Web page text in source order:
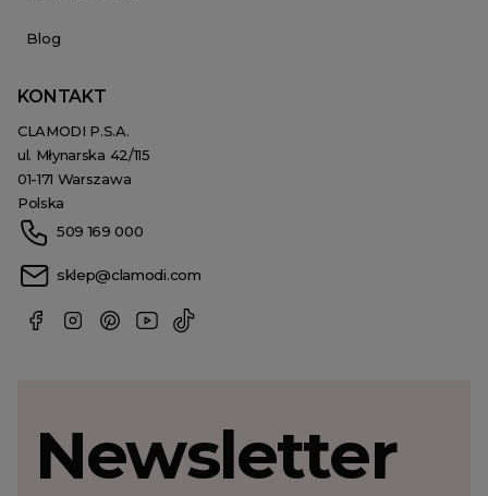
Blog
KONTAKT
CLAMODI P.S.A.
ul. Młynarska 42/115
01-171 Warszawa
Polska
509 169 000
sklep@clamodi.com
Newsletter